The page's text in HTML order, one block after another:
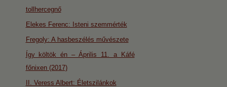
tollhercegnő
Elekes Ferenc: Isteni szemmérték
Fregoly: A hasbeszélés művészete
Így költök én – Április 11. a Káfé
főnixen (2017)
II. Veress Albert: Életszilánkok